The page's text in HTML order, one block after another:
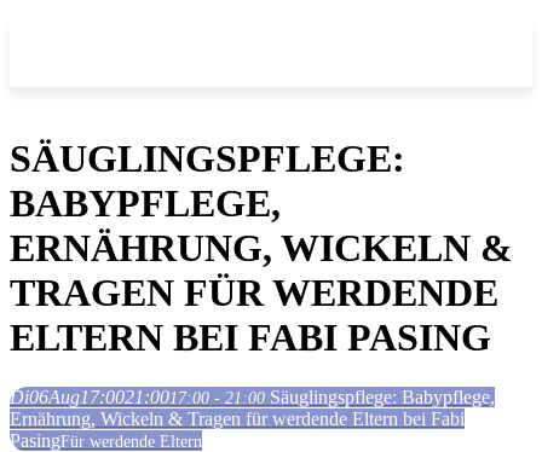
SÄUGLINGSPFLEGE:
BABYPFLEGE,
ERNÄHRUNG, WICKELN &
TRAGEN FÜR WERDENDE
ELTERN BEI FABI PASING
Di06Aug17:0021:0017:00 - 21:00 Säuglingspflege: Babypflege,
Ernährung, Wickeln & Tragen für werdende Eltern bei Fabi
PasingFür werdende Eltern